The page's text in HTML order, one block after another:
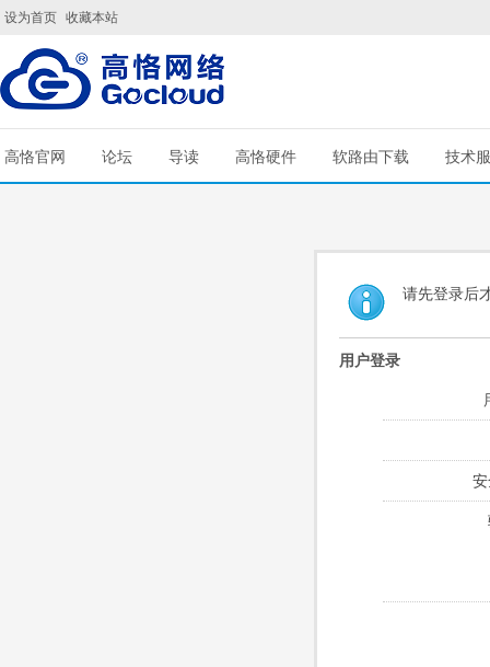
设为首页 收藏本站
高恪官网 论坛 导读 高恪硬件 软路由下载 技术
请先登录后
用户登录